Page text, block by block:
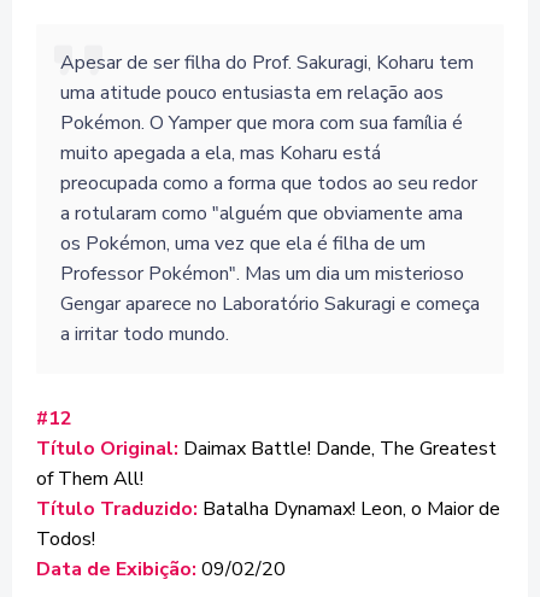
Apesar de ser filha do Prof. Sakuragi, Koharu tem
uma atitude pouco entusiasta em relação aos
Pokémon. O Yamper que mora com sua família é
muito apegada a ela, mas Koharu está
preocupada como a forma que todos ao seu redor
a rotularam como "alguém que obviamente ama
os Pokémon, uma vez que ela é filha de um
Professor Pokémon". Mas um dia um misterioso
Gengar aparece no Laboratório Sakuragi e começa
a irritar todo mundo.
#12
Título Original: Daimax Battle! Dande, The Greatest
of Them All!
Título Traduzido: Batalha Dynamax! Leon, o Maior de
Todos!
Data de Exibição: 09/02/20